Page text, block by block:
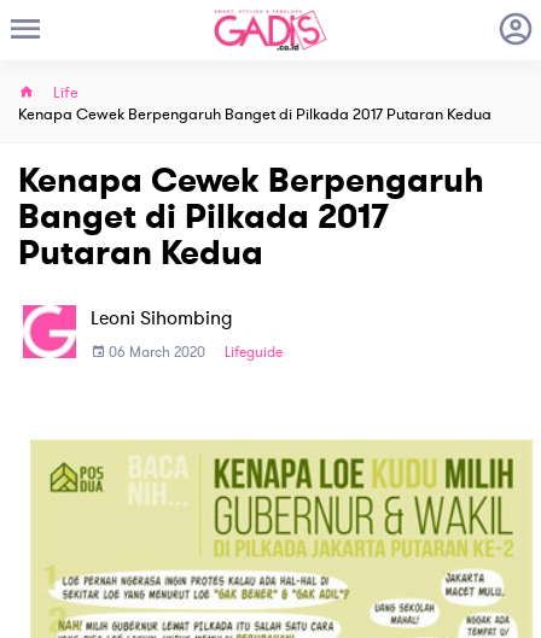
Life
Kenapa Cewek Berpengaruh Banget di Pilkada 2017 Putaran Kedua
Kenapa Cewek Berpengaruh
Banget di Pilkada 2017
Putaran Kedua
Leoni Sihombing
06 March 2020 Lifeguide